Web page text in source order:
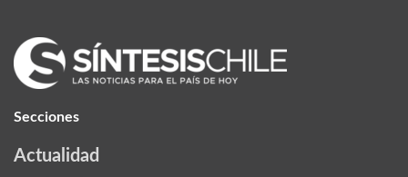
Secciones
Actualidad